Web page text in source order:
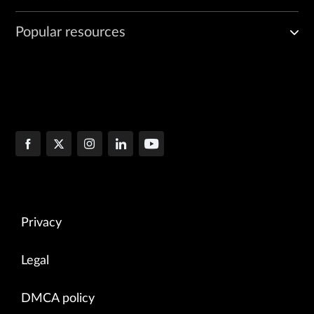
Popular resources
Privacy
Legal
DMCA policy